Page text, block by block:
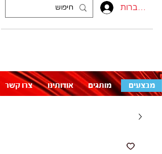
צרו קשר אודותינו מותגים מבצעים
התחברות